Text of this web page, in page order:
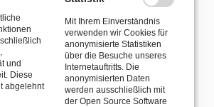
2 3 4 5
Vorwärts Ende
und
Diese
abgelehnt
Mit Ihrem Einverständnis
verwenden wir Cookies für
anonymisierte Statistiken
über die Besuche unseres
Internetauftritts. Die
anonymisierten Daten
werden ausschließlich mit
der Open Source Software